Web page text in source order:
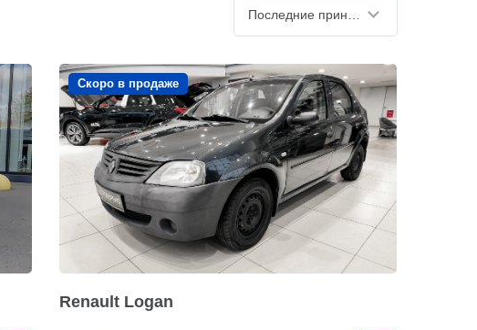
Скоро в продаже
Renault Logan